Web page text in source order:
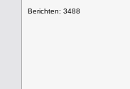
Berichten: 3488